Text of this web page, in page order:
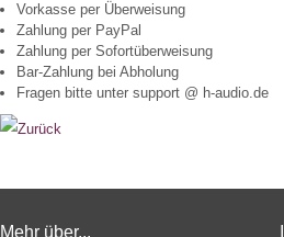
Vorkasse per Überweisung
Zahlung per PayPal
Zahlung per Sofortüberweisung
Bar-Zahlung bei Abholung
Fragen bitte unter support @ h-audio.de
Mehr über...